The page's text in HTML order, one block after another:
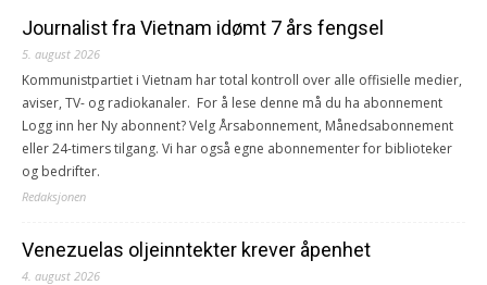
Journalist fra Vietnam idømt 7 års fengsel
5. august 2026
Kommunistpartiet i Vietnam har total kontroll over alle offisielle medier,
aviser, TV- og radiokanaler. For å lese denne må du ha abonnement
Logg inn her Ny abonnent? Velg Årsabonnement, Månedsabonnement
eller 24-timers tilgang. Vi har også egne abonnementer for biblioteker
og bedrifter.
Redaksjonen
Venezuelas oljeinntekter krever åpenhet
4. august 2026